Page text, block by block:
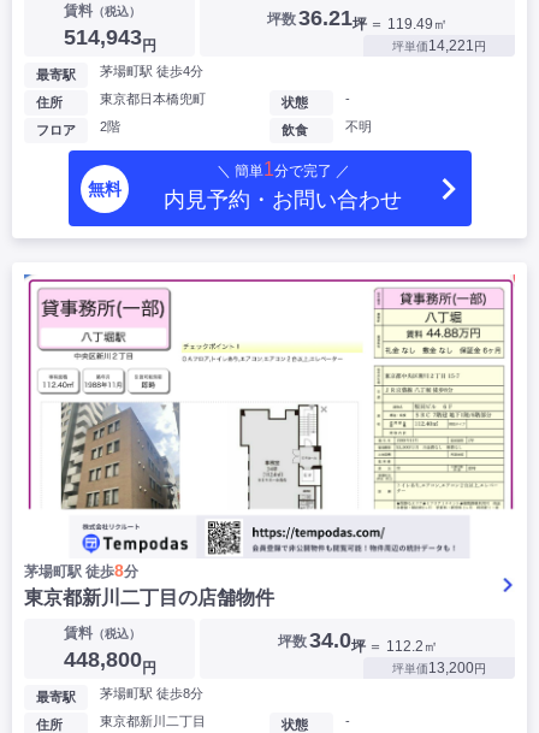
賃料（税込）
514,943円
坪数36.21坪 ＝ 119.49㎡
坪単価14,221円
最寄駅 茅場町駅 徒歩4分
住所 東京都日本橋兜町
フロア 2階
状態 -
飲食 不明
無料
＼ 簡単1分で完了 ／
内見予約・お問い合わせ
茅場町駅 徒歩8分
東京都新川二丁目の店舗物件
賃料（税込）
448,800円
坪数34.0坪 ＝ 112.2㎡
坪単価13,200円
最寄駅 茅場町駅 徒歩8分
住所 東京都新川二丁目 状態 -